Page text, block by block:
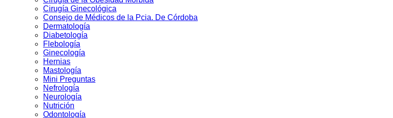
Cirugí­a Ginecológica
Consejo de Médicos de la Pcia. De Córdoba
Dermatologí­a
Diabetologí­a
Flebología
Ginecologí­a
Hernias
Mastología
Mini Preguntas
Nefrologí­a
Neurología
Nutrición
Odontologí­a